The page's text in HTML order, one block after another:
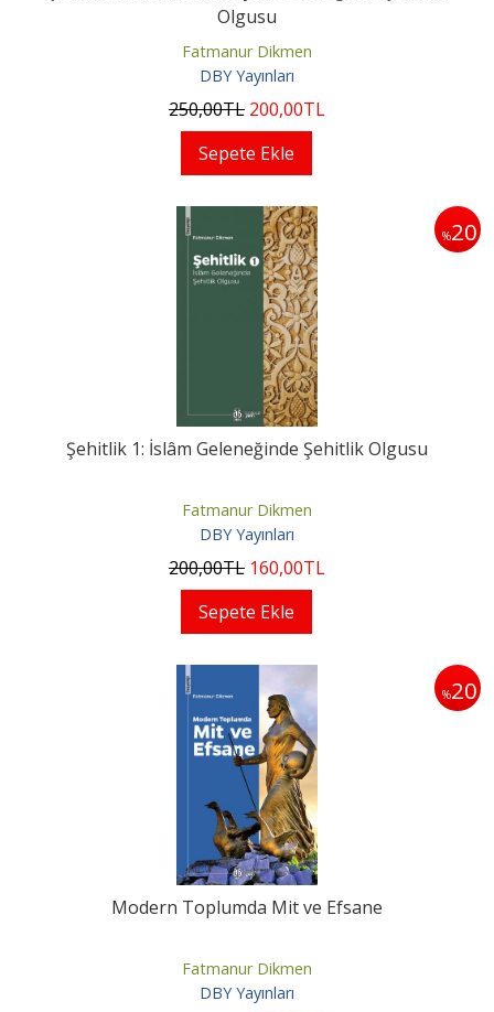
Olgusu
Fatmanur Dikmen
DBY Yayınları
250,00TL 200,00TL
Sepete Ekle
%20
Şehitlik 1: İslâm Geleneğinde Şehitlik Olgusu
Fatmanur Dikmen
DBY Yayınları
200,00TL 160,00TL
Sepete Ekle
%20
Modern Toplumda Mit ve Efsane
Fatmanur Dikmen
DBY Yayınları